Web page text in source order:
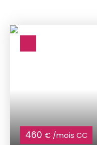
460 € /mois CC